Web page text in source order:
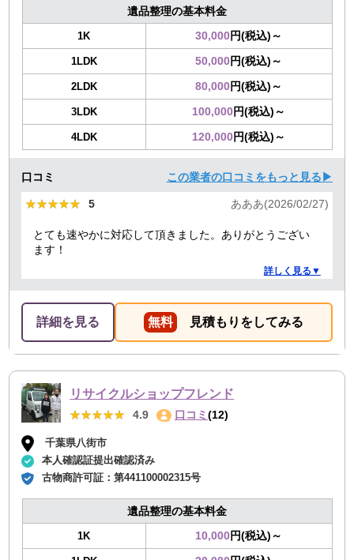
遺品整理の基本料金
1K 30,000円(税込)～
1LDK 50,000円(税込)～
2LDK 80,000円(税込)～
3LDK 100,000円(税込)～
4LDK 120,000円(税込)～
口コミ この業者の口コミをもっと見る▶
★★★★★
★★★★★ 5 あああ(2026/02/27)
とても速やかに対応して頂きました。ありがとうござい
ます！
詳しく見る▼
詳細を見る 無料 見積もりをしてみる
リサイクルショップフレンド
★★★★★
★★★★★ 4.9 口コミ (12)
千葉県八街市
本人確認証提出確認済み
古物商許可証：第441100002315号
遺品整理の基本料金
1K 10,000円(税込)～